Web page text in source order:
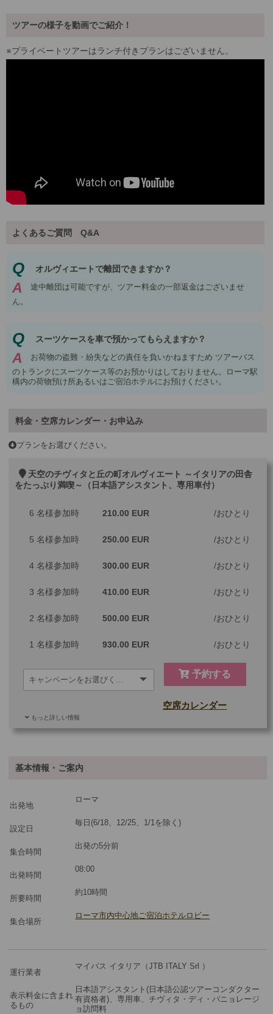
ツアーの様子を動画でご紹介！
※プライベートツアーはランチ付きプランはございません。
よくあるご質問 Q&A
Q オルヴィエートで離団できますか？
A
途中離団は可能ですが、ツアー料金の一部返金はございませ
ん。
Q スーツケースを車で預かってもらえますか？
A
お荷物の盗難・紛失などの責任を負いかねますため ツアーバス
のトランクにスーツケース等のお預かりはしておりません。ローマ駅
構内の荷物預け所あるいはご宿泊ホテルにお預けください。
料金・空席カレンダー・お申込み
プランをお選びください。
天空のチヴィタと丘の町オルヴィエート ～イタリアの田舎
をたっぷり満喫～（日本語アシスタント、専用車付）
6 名様参加時 210.00 EUR おひとり
5 名様参加時 250.00 EUR おひとり
4 名様参加時 300.00 EUR おひとり
3 名様参加時 410.00 EUR おひとり
2 名様参加時 500.00 EUR おひとり
1 名様参加時 930.00 EUR おひとり
予約する
もっと詳しい情報
空席カレンダー
ツアーコード
※料金：大人・子供2歳以上共通
基本情報・ご案内
出発地
ローマ
設定日
毎日(6/18、12/25、1/1を除く)
集合時間
出発の5分前
出発時間
08:00
所要時間
約10時間
集合場所
ローマ市内中心地ご宿泊ホテルロビー
運行業者
マイバス イタリア（JTB ITALY Srl ）
表示料金に含まれ
るもの
日本語アシスタント(日本語公認ツアーコンダクター
有資格者)、専用車、チヴィタ・ディ・バニョレージ
ョ訪問料